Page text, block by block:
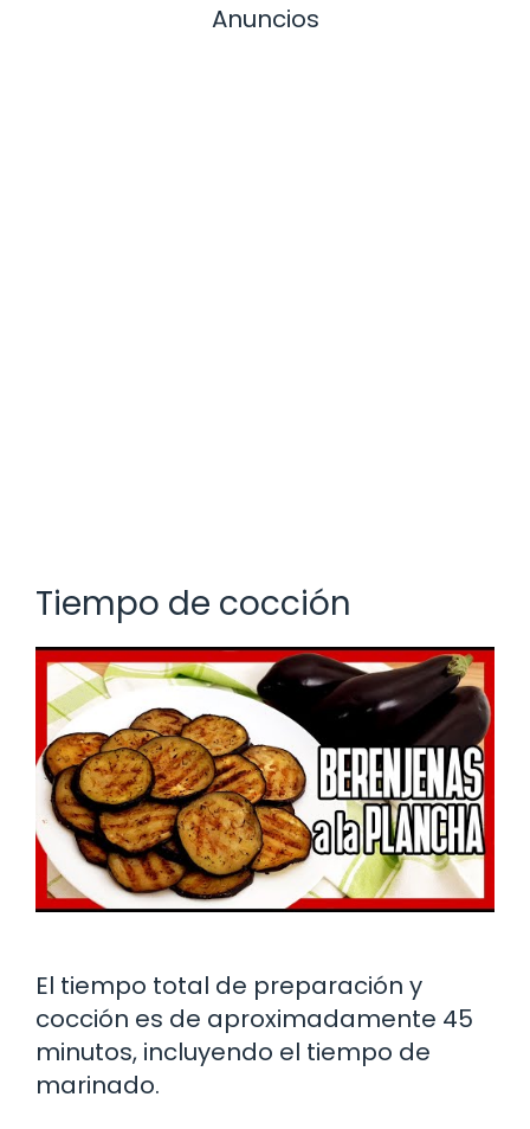
Anuncios
Tiempo de cocción
El tiempo total de preparación y
cocción es de aproximadamente 45
minutos, incluyendo el tiempo de
marinado.